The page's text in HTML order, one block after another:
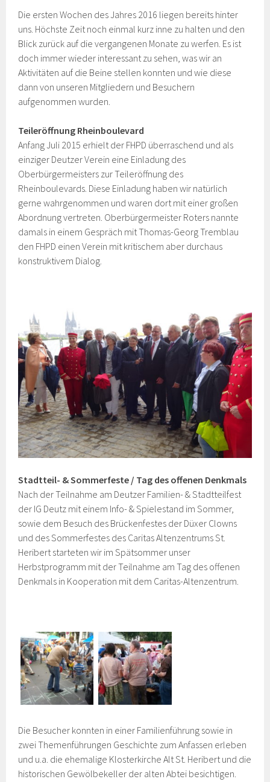
Die ersten Wochen des Jahres 2016 liegen bereits hinter
uns. Höchste Zeit noch einmal kurz inne zu halten und den
Blick zurück auf die vergangenen Monate zu werfen. Es ist
doch immer wieder interessant zu sehen, was wir an
Aktivitäten auf die Beine stellen konnten und wie diese
dann von unseren Mitgliedern und Besuchern
aufgenommen wurden.
Teileröffnung Rheinboulevard
Anfang Juli 2015 erhielt der FHPD überraschend und als
einziger Deutzer Verein eine Einladung des
Oberbürgermeisters zur Teileröffnung des
Rheinboulevards. Diese Einladung haben wir natürlich
gerne wahrgenommen und waren dort mit einer großen
Abordnung vertreten. Oberbürgermeister Roters nannte
damals in einem Gespräch mit Thomas-Georg Tremblau
den FHPD einen Verein mit kritischem aber durchaus
konstruktivem Dialog.
Stadtteil- & Sommerfeste / Tag des offenen Denkmals
Nach der Teilnahme am Deutzer Familien- & Stadtteilfest
der IG Deutz mit einem Info- & Spielestand im Sommer,
sowie dem Besuch des Brückenfestes der Düxer Clowns
und des Sommerfestes des Caritas Altenzentrums St.
Heribert starteten wir im Spätsommer unser
Herbstprogramm mit der Teilnahme am Tag des offenen
Denkmals in Kooperation mit dem Caritas-Altenzentrum.
Die Besucher konnten in einer Familienführung sowie in
zwei Themenführungen Geschichte zum Anfassen erleben
und u.a. die ehemalige Klosterkirche Alt St. Heribert und die
historischen Gewölbekeller der alten Abtei besichtigen.